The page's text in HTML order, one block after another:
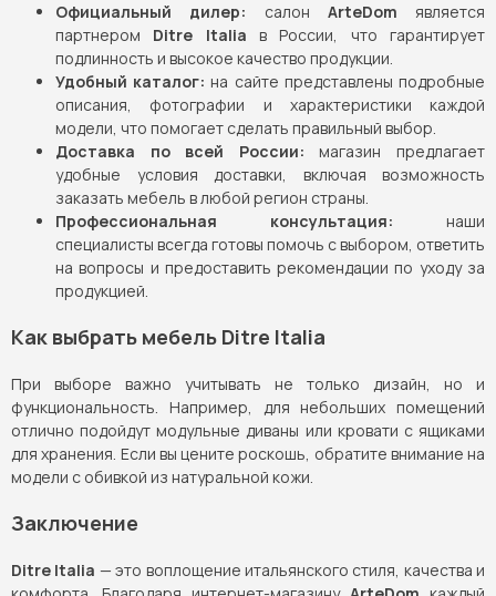
Официальный дилер: салон ArteDom является
партнером Ditre Italia в России, что гарантирует
подлинность и высокое качество продукции.
Удобный каталог: на сайте представлены подробные
описания, фотографии и характеристики каждой
модели, что помогает сделать правильный выбор.
Доставка по всей России: магазин предлагает
удобные условия доставки, включая возможность
заказать мебель в любой регион страны.
Профессиональная консультация: наши
специалисты всегда готовы помочь с выбором, ответить
на вопросы и предоставить рекомендации по уходу за
продукцией.
Как выбрать мебель Ditre Italia
При выборе важно учитывать не только дизайн, но и
функциональность. Например, для небольших помещений
отлично подойдут модульные диваны или кровати с ящиками
для хранения. Если вы цените роскошь, обратите внимание на
модели с обивкой из натуральной кожи.
Заключение
Ditre Italia — это воплощение итальянского стиля, качества и